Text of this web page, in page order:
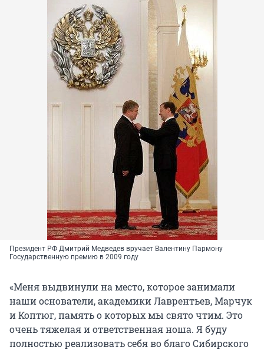
Президент РФ Дмитрий Медведев вручает Валентину Пармону
Государственную премию в 2009 году
«Меня выдвинули на место, которое занимали
наши основатели, академики Лаврентьев, Марчук
и Коптюг, память о которых мы свято чтим. Это
очень тяжелая и ответственная ноша. Я буду
полностью реализовать себя во благо Сибирского